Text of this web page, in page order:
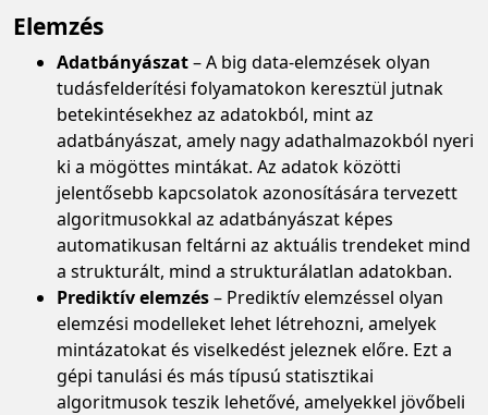
Elemzés
Adatbányászat– A big data-elemzések olyan
tudásfelderítési folyamatokon keresztül jutnak
betekintésekhez az adatokból, mint az
adatbányászat, amely nagy adathalmazokból nyeri
ki a mögöttes mintákat. Az adatok közötti
jelentősebb kapcsolatok azonosítására tervezett
algoritmusokkal az adatbányászat képes
automatikusan feltárni az aktuális trendeket mind
a strukturált, mind a strukturálatlan adatokban.
Prediktív elemzés– Prediktív elemzéssel olyan
elemzési modelleket lehet létrehozni, amelyek
mintázatokat és viselkedést jeleznek előre. Ezt a
gépi tanulási és más típusú statisztikai
algoritmusok teszik lehetővé, amelyekkel jövőbeli